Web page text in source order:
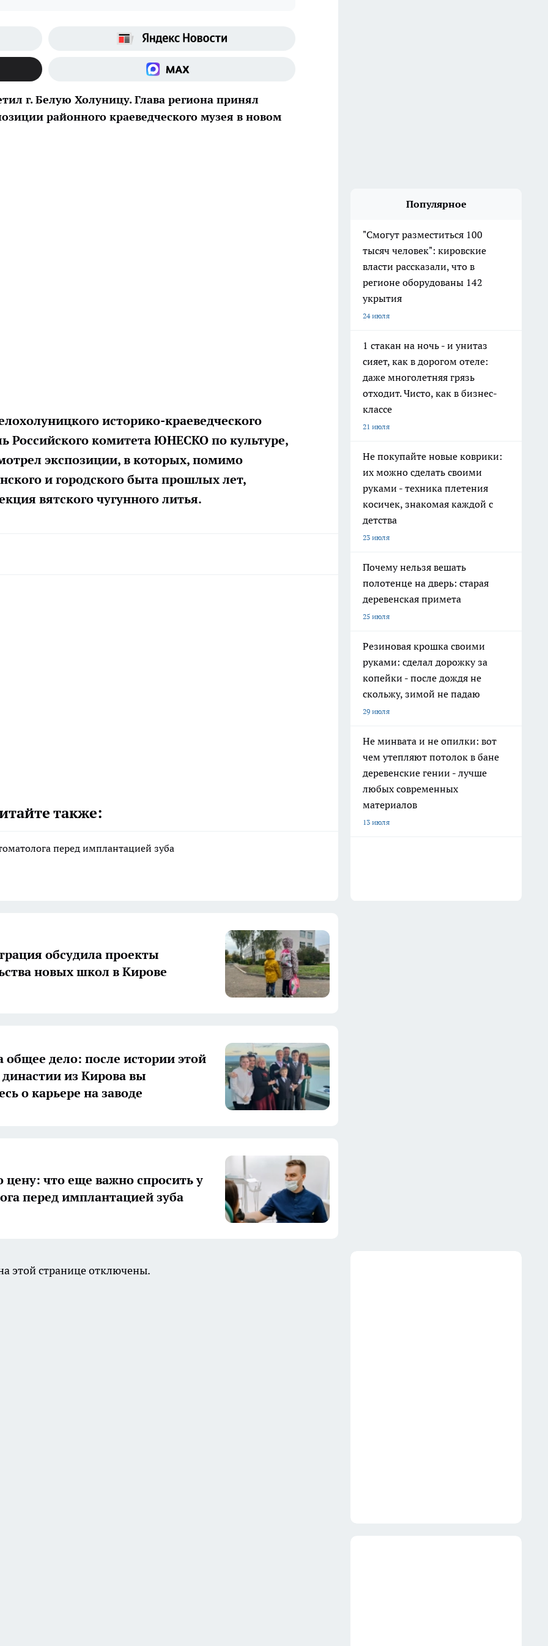
г. Белую Холуницу. Глава региона принял
районного краеведческого музея в новом
историко-краеведческого
Российского комитета ЮНЕСКО по культуре,
экспозиции, в которых, помимо
и городского быта прошлых лет,
вятского чугунного литья.
также:
перед имплантацией зуба
Популярное
"Смогут разместиться 100
тысяч человек": кировские
власти рассказали, что в
регионе оборудованы 142
укрытия
24 июля
1 стакан на ночь - и унитаз
сияет, как в дорогом отеле:
даже многолетняя грязь
отходит. Чисто, как в бизнес-
классе
21 июля
Не покупайте новые коврики:
их можно сделать своими
руками - техника плетения
косичек, знакомая каждой с
детства
23 июля
Почему нельзя вешать
полотенце на дверь: старая
деревенская примета
25 июля
Резиновая крошка своими
руками: сделал дорожку за
копейки - после дождя не
скольжу, зимой не падаю
29 июля
Не минвата и не опилки: вот
чем утепляют потолок в бане
деревенские гении - лучше
любых современных
материалов
13 июля
обсудила проекты
новых школ в Кирове
общее дело: после истории этой
из Кирова вы
о карьере на заводе
цену: что еще важно спросить у
перед имплантацией зуба
этой странице отключены.